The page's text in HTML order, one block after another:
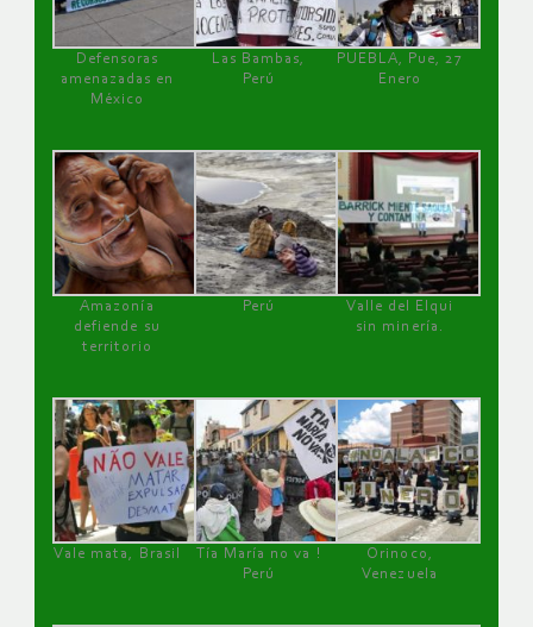
Defensoras
amenazadas en
México
Las Bambas,
Perú
PUEBLA, Pue, 27
Enero
Amazonía
defiende su
territorio
Perú
Valle del Elqui
sin minería.
Vale mata, Brasil
Tía María no va !
Perú
Orinoco,
Venezuela